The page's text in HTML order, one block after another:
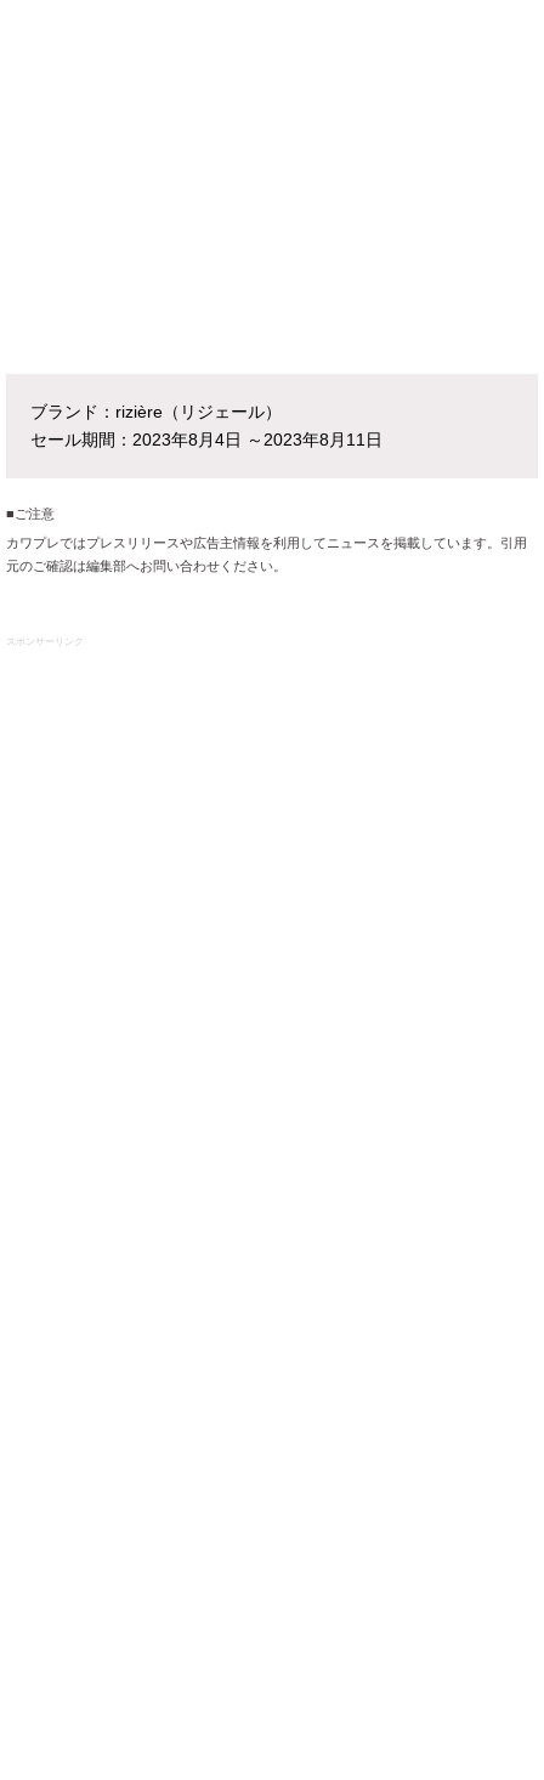
ブランド：rizière（リジェール）
セール期間：2023年8月4日 ～2023年8月11日
■ご注意
カワプレではプレスリリースや広告主情報を利用してニュースを掲載しています。引用
元のご確認は編集部へお問い合わせください。
スポンサーリンク